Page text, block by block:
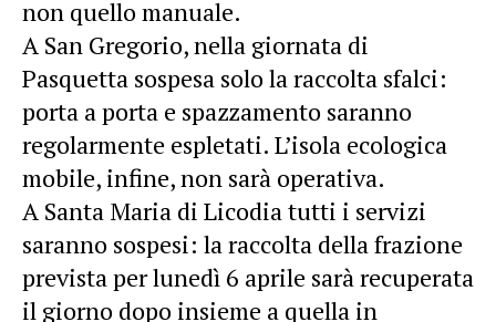
non quello manuale.
A San Gregorio, nella giornata di
Pasquetta sospesa solo la raccolta sfalci:
porta a porta e spazzamento saranno
regolarmente espletati. L’isola ecologica
mobile, infine, non sarà operativa.
A Santa Maria di Licodia tutti i servizi
saranno sospesi: la raccolta della frazione
prevista per lunedì 6 aprile sarà recuperata
il giorno dopo insieme a quella in